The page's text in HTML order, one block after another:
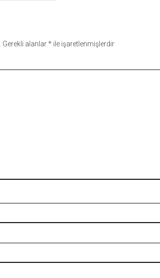
Gerekli alanlar* ile işaretlenmişlerdir